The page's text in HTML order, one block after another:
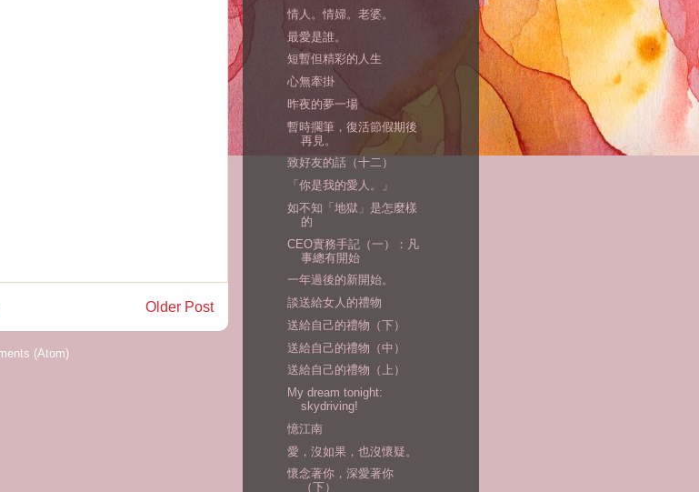
Older Post
(Atom)
情人。情婦。老婆。
最愛是誰。
短暫但精彩的人生
心無牽掛
昨夜的夢一場
暫時擱筆，復活節假期後
再見。
致好友的話（十二）
「你是我的愛人。」
如不知「地獄」是怎麼樣
的
CEO實務手記（一）：凡
事總有開始
一年過後的新開始。
談送給女人的禮物
送給自己的禮物（下）
送給自己的禮物（中）
送給自己的禮物（上）
My dream tonight:
skydriving!
憶江南
愛，沒如果，也沒懷疑。
懷念著你，深愛著你
（下）